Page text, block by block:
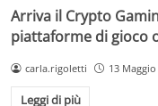
Arriva il Crypto
piattaforme di gioco
carla.rigoletti 13 Maggio
Leggi di più